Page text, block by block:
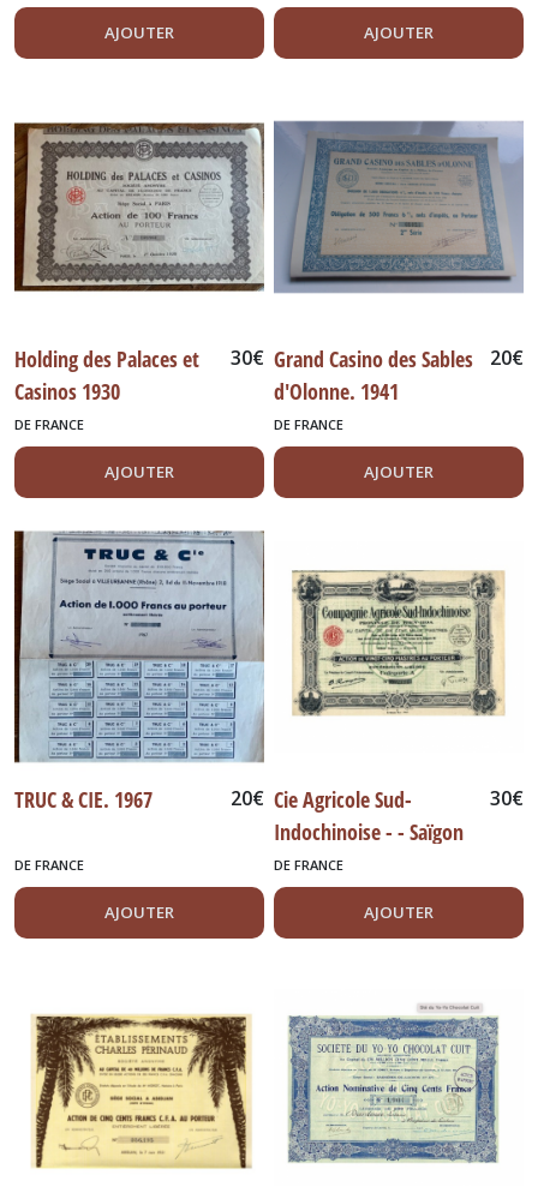
AJOUTER AJOUTER
Holding des Palaces et
Casinos 1930
30€
DE FRANCE
AJOUTER
Grand Casino des Sables
d'Olonne. 1941
20€
DE FRANCE
AJOUTER
TRUC & CIE. 1967 20€
DE FRANCE
AJOUTER
Cie Agricole Sud-
Indochinoise - - Saïgon
1927
30€
DE FRANCE
AJOUTER